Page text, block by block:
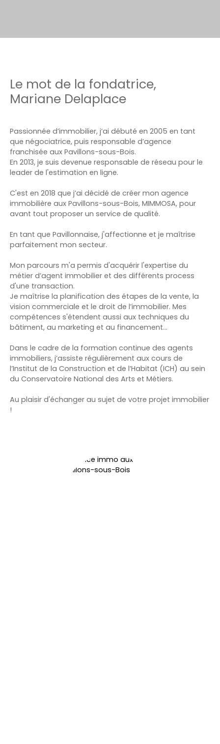
Le mot de la fondatrice,
Mariane Delaplace
Passionnée d’immobilier, j’ai débuté en 2005 en tant
que négociatrice, puis responsable d’agence
franchisée aux Pavillons-sous-Bois.
En 2013, je suis devenue responsable de réseau pour le
leader de l'estimation en ligne.
C'est en 2018 que j’ai décidé de créer mon agence
immobilière aux Pavillons-sous-Bois, MIMMOSA, pour
avant tout proposer un service de qualité.
En tant que Pavillonnaise, j'affectionne et je maîtrise
parfaitement mon secteur.
Mon parcours m'a permis d'acquérir l'expertise du
métier d’agent immobilier et des différents process
d'une transaction.
Je maîtrise la planification des étapes de la vente, la
vision commerciale et le droit de l’immobilier. Mes
compétences s'étendent aussi aux techniques du
bâtiment, au marketing et au financement...
Dans le cadre de la formation continue des agents
immobiliers, j’assiste régulièrement aux cours de
l’Institut de la Construction et de l’Habitat (ICH) au sein
du Conservatoire National des Arts et Métiers.
Au plaisir d'échanger au sujet de votre projet immobilier
!